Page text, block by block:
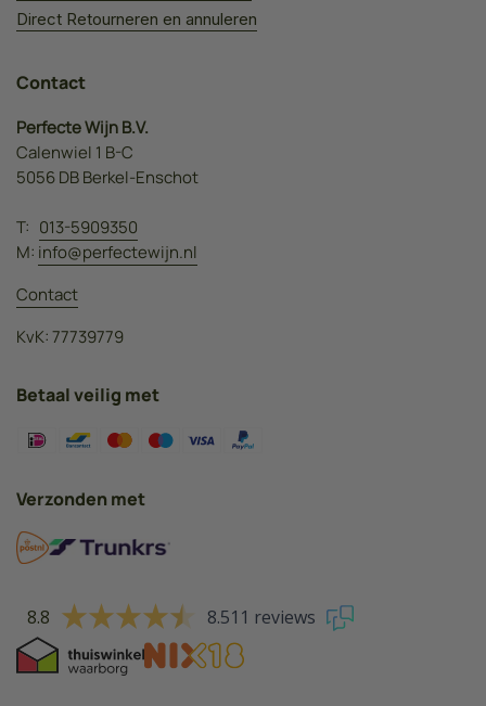
Direct Retourneren en annuleren
Contact
Perfecte Wijn B.V.
Calenwiel 1 B-C
5056 DB Berkel-Enschot
T: 013-5909350
M: info@perfectewijn.nl
Contact
KvK: 77739779
Betaal veilig met
Verzonden met
8.8 8.511 reviews